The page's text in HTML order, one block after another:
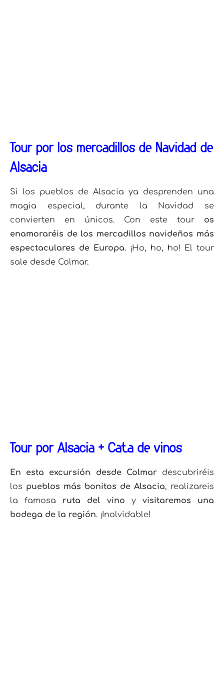
Tour por los mercadillos de Navidad de
Alsacia
Si los pueblos de Alsacia ya desprenden una
magia especial, durante la Navidad se
convierten en únicos. Con este tour os
enamoraréis de los mercadillos navideños más
espectaculares de Europa. ¡Ho, ho, ho! El tour
sale desde Colmar.
Tour por Alsacia + Cata de vinos
En esta excursión desde Colmar descubriréis
los pueblos más bonitos de Alsacia, realizareis
la famosa ruta del vino y visitaremos una
bodega de la región. ¡Inolvidable!